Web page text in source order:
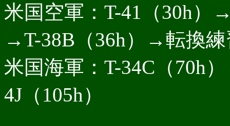
米国空軍：T-41（30h）
→T-38B（36h）→転換練
米国海軍：T-34C（70h
4J（105h）